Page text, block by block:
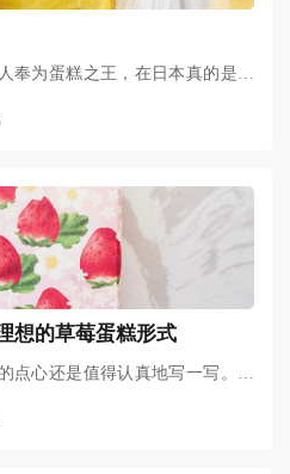
奉为蛋糕之王，在日本真的是非
及如同海绵蛋糕般地蓬松柔软口
想的草莓蛋糕形式
点心还是值得认真地写一写。治